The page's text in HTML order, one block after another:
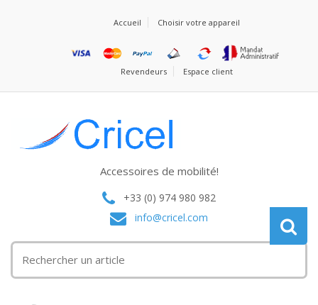
Accueil Choisir votre appareil
Revendeurs Espace client
Accessoires de mobilité!
+33 (0) 974 980 982
info@cricel.com